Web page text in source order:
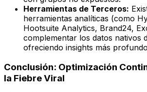
Herramientas de Terceros:
herramientas analíticas (como
Hootsuite Analytics, Brand24,
complementar los datos nativos
ofreciendo insights más
Conclusión: Optimización
la Fiebre Viral